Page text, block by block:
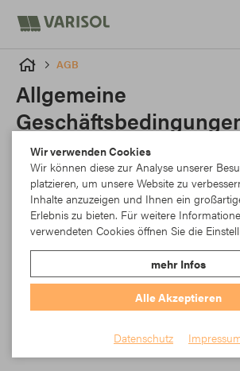
AGB
Allgemeine
I. Geltungsbereich,
1. Diese Allgemeinen Geschäftsbedingungen (AGB)
Unternehmen gemäß § 14 BGB (im Folgenden:
Abschluss des Vertrages mit der Firma Rödelbronn
„Verkäufer“) in Ausübung ihrer gewerblichen oder
Rechtsverkehr des Verkäufers mit einem
Wir verwenden Cookies
Wir können diese zur Analyse unserer
platzieren, um unsere Website zu
Inhalte anzuzeigen und Ihnen ein
Erlebnis zu bieten. Für weitere
verwendeten Cookies öffnen Sie die
mehr Infos
Alle Akzeptieren
Datenschutz